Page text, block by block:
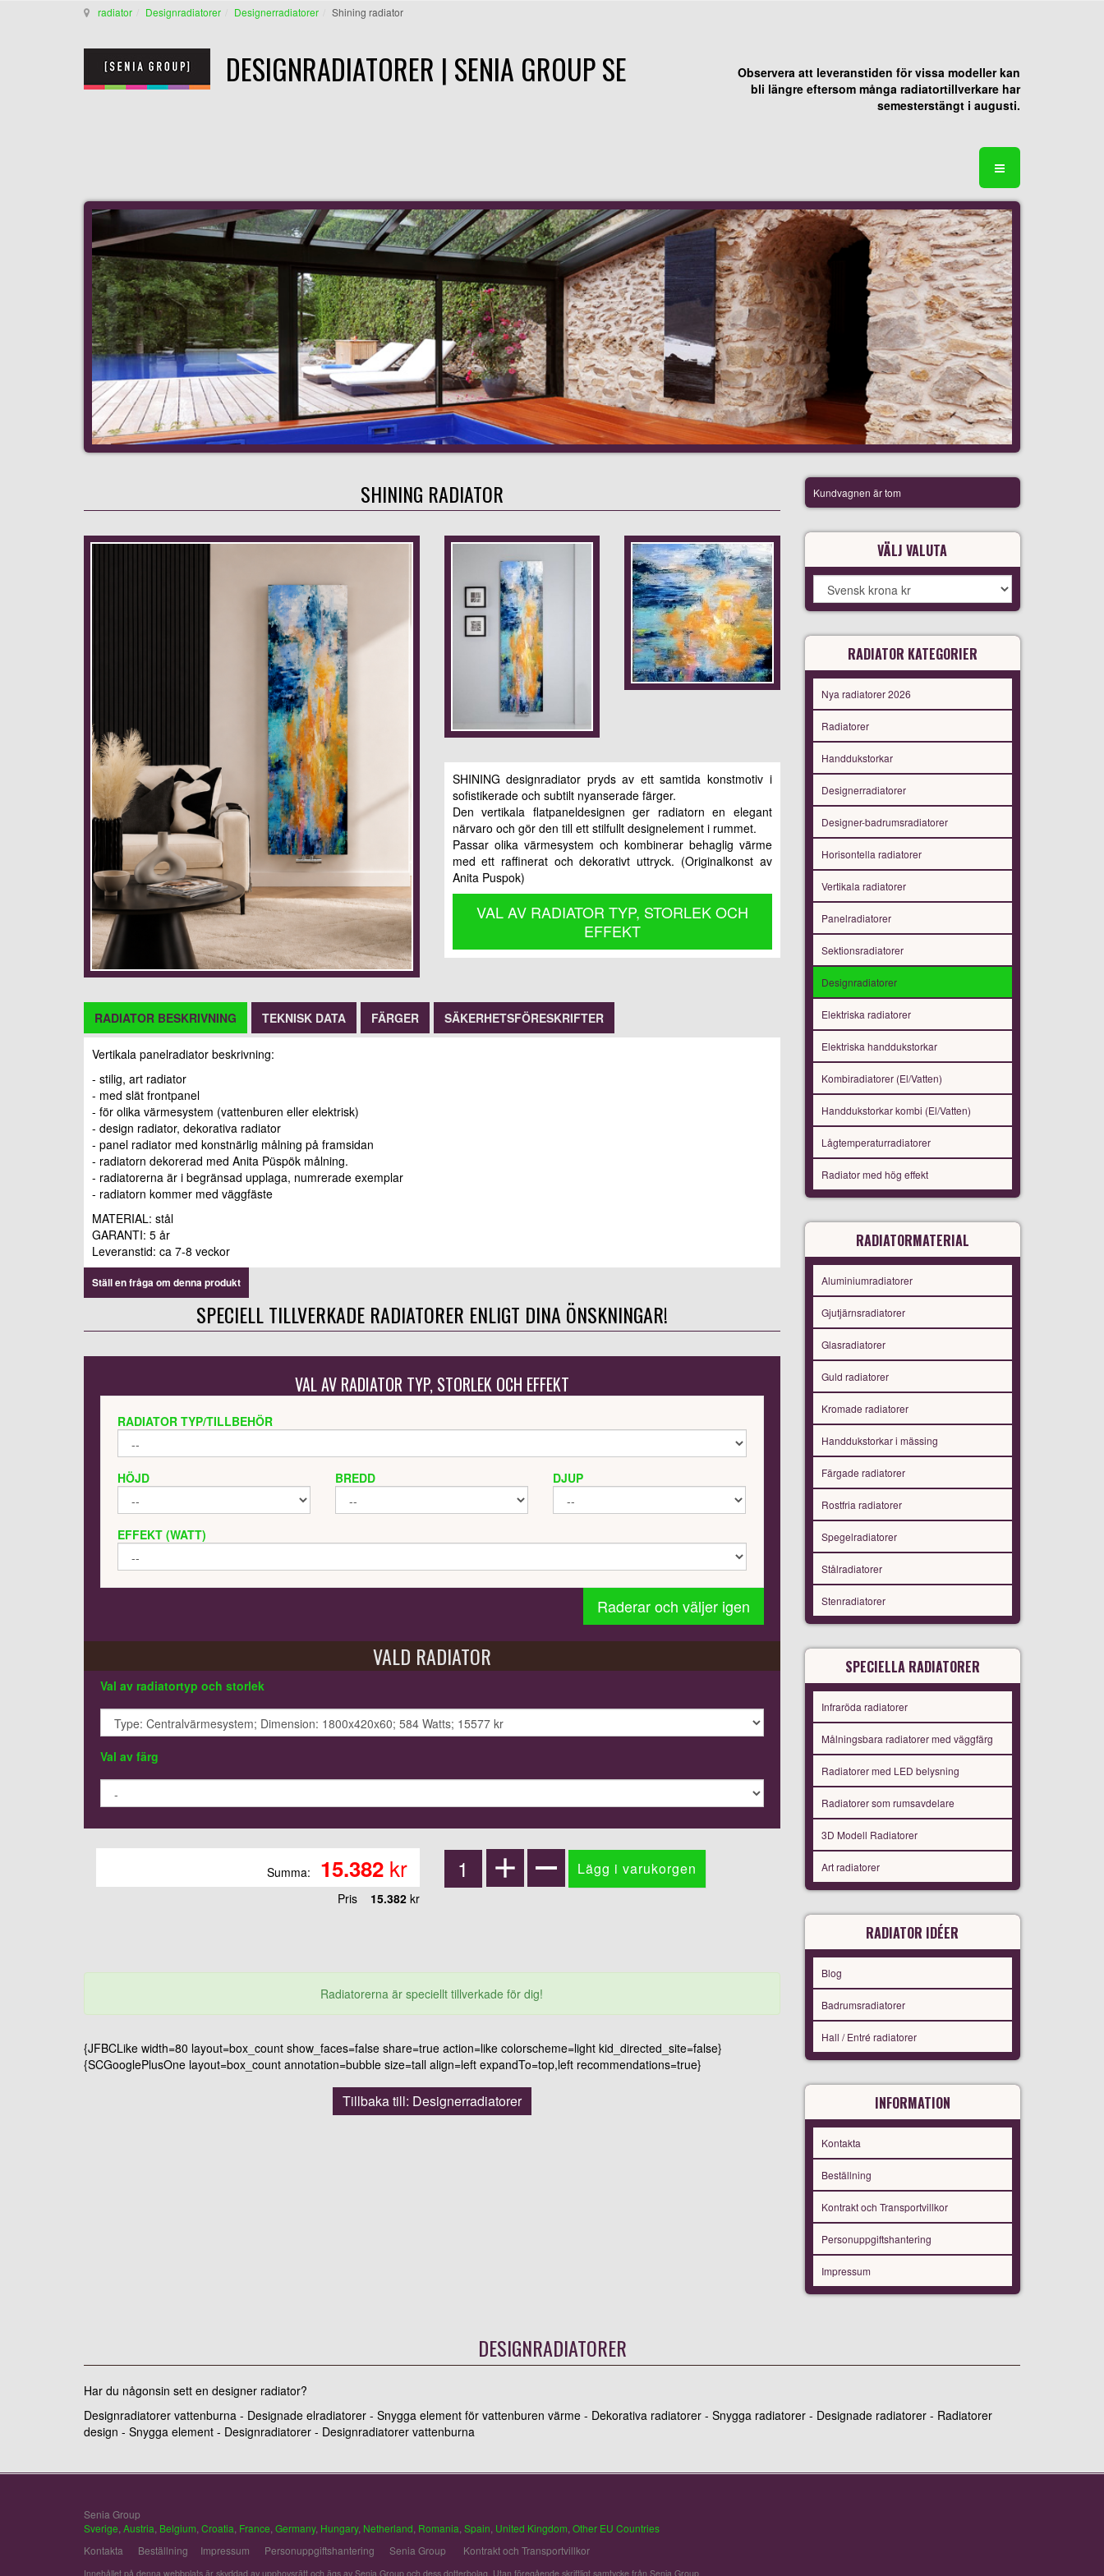
radiator Designradiatorer Designerradiatorer Shining radiator
DESIGNRADIATORER | SENIA GROUP SE
Observera att leveranstiden för vissa modeller kan
bli längre eftersom många radiatortillverkare har
semesterstängt i augusti.
SHINING RADIATOR
SHINING designradiator pryds av ett samtida konstmotiv i
sofistikerade och subtilt nyanserade färger.
Den vertikala flatpaneldesignen ger radiatorn en elegant
närvaro och gör den till ett stilfullt designelement i rummet.
Passar olika värmesystem och kombinerar behaglig värme
med ett raffinerat och dekorativt uttryck. (Originalkonst av
Anita Puspok)
VAL AV RADIATOR TYP, STORLEK OCH
EFFEKT
RADIATOR BESKRIVNING TEKNISK DATA FÄRGER SÄKERHETSFÖRESKRIFTER
Vertikala panelradiator beskrivning:
- stilig, art radiator
- med slät frontpanel
- för olika värmesystem (vattenburen eller elektrisk)
- design radiator, dekorativa radiator
- panel radiator med konstnärlig målning på framsidan
- radiatorn dekorerad med Anita Püspök målning.
- radiatorerna är i begränsad upplaga, numrerade exemplar
- radiatorn kommer med väggfäste
MATERIAL: stål
GARANTI: 5 år
Leveranstid: ca 7-8 veckor
Ställ en fråga om denna produkt
SPECIELL TILLVERKADE RADIATORER ENLIGT DINA ÖNSKNINGAR!
VAL AV RADIATOR TYP, STORLEK OCH EFFEKT
RADIATOR TYP/TILLBEHÖR
HÖJD BREDD DJUP
EFFEKT (WATT)
Raderar och väljer igen
VALD RADIATOR
Val av radiatortyp och storlek
Val av färg
Summa: 15.382kr
Pris 15.382kr
Radiatorerna är speciellt tillverkade för dig!
{JFBCLike width=80 layout=box_count show_faces=false share=true action=like colorscheme=light kid_directed_site=false}
{SCGooglePlusOne layout=box_count annotation=bubble size=tall align=left expandTo=top,left recommendations=true}
Tillbaka till: Designerradiatorer
Kundvagnen är tom
VÄLJ VALUTA
RADIATOR KATEGORIER
Nya radiatorer 2026
Radiatorer
Handdukstorkar
Designerradiatorer
Designer-badrumsradiatorer
Horisontella radiatorer
Vertikala radiatorer
Panelradiatorer
Sektionsradiatorer
Designradiatorer
Elektriska radiatorer
Elektriska handdukstorkar
Kombiradiatorer (El/Vatten)
Handdukstorkar kombi (El/Vatten)
Lågtemperaturradiatorer
Radiator med hög effekt
RADIATORMATERIAL
Aluminiumradiatorer
Gjutjärnsradiatorer
Glasradiatorer
Guld radiatorer
Kromade radiatorer
Handdukstorkar i mässing
Färgade radiatorer
Rostfria radiatorer
Spegelradiatorer
Stålradiatorer
Stenradiatorer
SPECIELLA RADIATORER
Infraröda radiatorer
Målningsbara radiatorer med väggfärg
Radiatorer med LED belysning
Radiatorer som rumsavdelare
3D Modell Radiatorer
Art radiatorer
RADIATOR IDÉER
Blog
Badrumsradiatorer
Hall / Entré radiatorer
INFORMATION
Kontakta
Beställning
Kontrakt och Transportvillkor
Personuppgiftshantering
Impressum
DESIGNRADIATORER
Har du någonsin sett en designer radiator?
Designradiatorer vattenburna - Designade elradiatorer - Snygga element för vattenburen värme - Dekorativa radiatorer - Snygga radiatorer - Designade radiatorer - Radiatorer
design - Snygga element - Designradiatorer - Designradiatorer vattenburna
Senia Group
Sverige Austria Belgium Croatia France Germany, Hungary, Netherland Romania Spain United Kingdom Other EU Countries
Kontakta
Beställning Impressum Personuppgiftshantering Senia Group Kontrakt och Transportvillkor
Innehållet på denna webbplats är skyddad av upphovsrätt och ägs av Senia Group och dess dotterbolag. Utan föregående skriftligt samtycke från Senia Group